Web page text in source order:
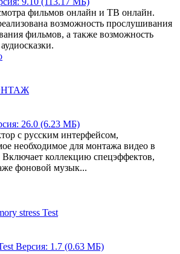
фильмов онлайн и ТВ онлайн.
возможность прослушивания
фильмов, а также возможность
26.0 (6.23 МБ)
с русским интерфейсом,
необходимое для монтажа видео в
коллекцию спецэффектов,
фоновой музык...
Версия: 1.7 (0.63 МБ)